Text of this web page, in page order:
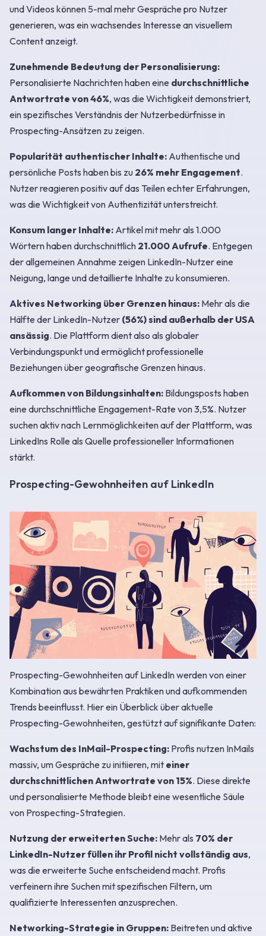
und Videos können 5-mal mehr Gespräche pro Nutzer
generieren, was ein wachsendes Interesse an visuellem
Content anzeigt.
Zunehmende Bedeutung der Personalisierung:
Personalisierte Nachrichten haben eine durchschnittliche
Antwortrate von 46%, was die Wichtigkeit demonstriert,
ein spezifisches Verständnis der Nutzerbedürfnisse in
Prospecting-Ansätzen zu zeigen.
Popularität authentischer Inhalte: Authentische und
persönliche Posts haben bis zu 26% mehr Engagement.
Nutzer reagieren positiv auf das Teilen echter Erfahrungen,
was die Wichtigkeit von Authentizität unterstreicht.
Konsum langer Inhalte: Artikel mit mehr als 1.000
Wörtern haben durchschnittlich 21.000 Aufrufe. Entgegen
der allgemeinen Annahme zeigen LinkedIn-Nutzer eine
Neigung, lange und detaillierte Inhalte zu konsumieren.
Aktives Networking über Grenzen hinaus: Mehr als die
Hälfte der LinkedIn-Nutzer (56%) sind außerhalb der USA
ansässig. Die Plattform dient also als globaler
Verbindungspunkt und ermöglicht professionelle
Beziehungen über geografische Grenzen hinaus.
Aufkommen von Bildungsinhalten: Bildungsposts haben
eine durchschnittliche Engagement-Rate von 3,5%. Nutzer
suchen aktiv nach Lernmöglichkeiten auf der Plattform, was
LinkedIns Rolle als Quelle professioneller Informationen
stärkt.
Prospecting-Gewohnheiten auf LinkedIn
Prospecting-Gewohnheiten auf LinkedIn werden von einer
Kombination aus bewährten Praktiken und aufkommenden
Trends beeinflusst. Hier ein Überblick über aktuelle
Prospecting-Gewohnheiten, gestützt auf signifikante Daten:
Wachstum des InMail-Prospecting: Profis nutzen InMails
massiv, um Gespräche zu initiieren, mit einer
durchschnittlichen Antwortrate von 15%. Diese direkte
und personalisierte Methode bleibt eine wesentliche Säule
von Prospecting-Strategien.
Nutzung der erweiterten Suche: Mehr als 70% der
LinkedIn-Nutzer füllen ihr Profil nicht vollständig aus,
was die erweiterte Suche entscheidend macht. Profis
verfeinern ihre Suchen mit spezifischen Filtern, um
qualifizierte Interessenten anzusprechen.
Networking-Strategie in Gruppen: Beitreten und aktive